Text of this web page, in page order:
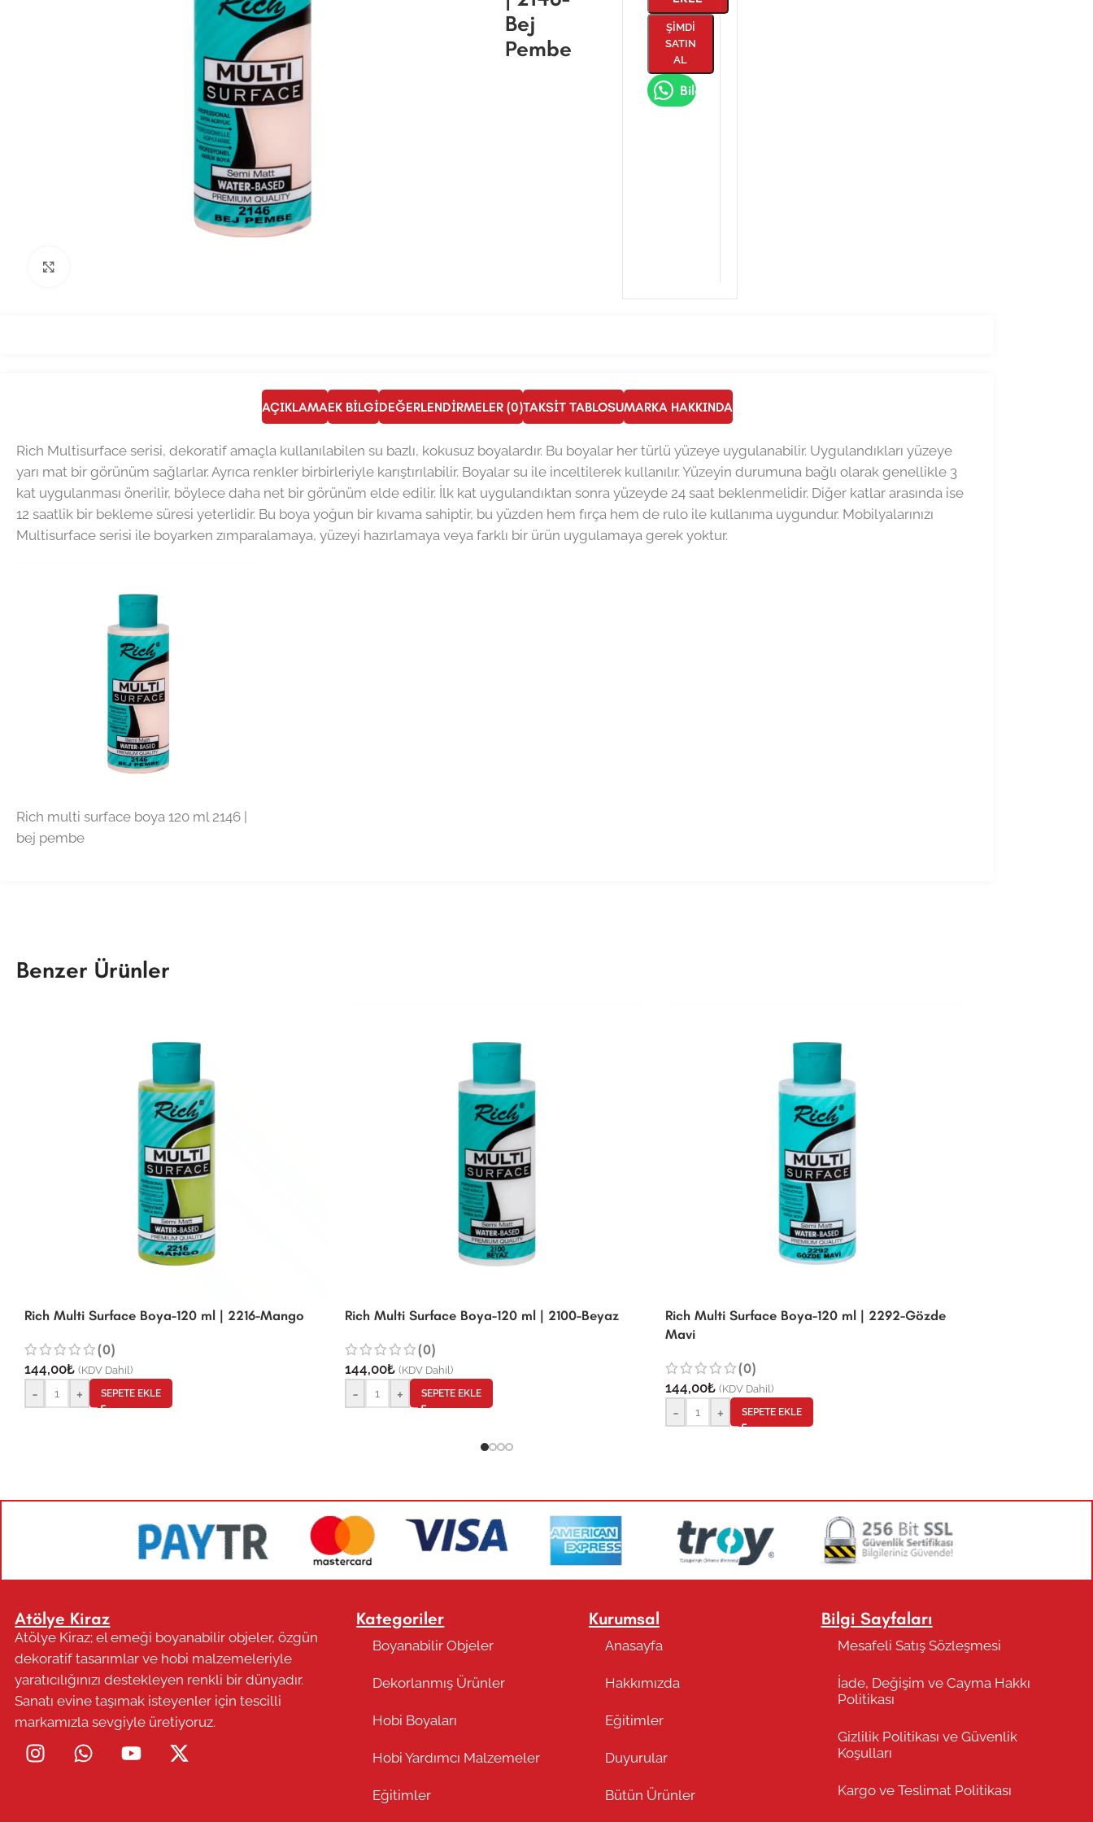
Bej
Pembe
ŞIMDI
SATIN
AL
Bilgi Al
AÇIKLAMAEK BILGIDEĞERLENDIRMELER (0)TAKSIT TABLOSUMARKA HAKKINDA
Rich Multisurface serisi, dekoratif amaçla kullanılabilen su bazlı, kokusuz boyalardır. Bu boyalar her türlü yüzeye uygulanabilir. Uygulandıkları yüzeye
yarı mat bir görünüm sağlarlar. Ayrıca renkler birbirleriyle karıştırılabilir. Boyalar su ile inceltilerek kullanılır. Yüzeyin durumuna bağlı olarak genellikle 3
kat uygulanması önerilir, böylece daha net bir görünüm elde edilir. İlk kat uygulandıktan sonra yüzeyde 24 saat beklenmelidir. Diğer katlar arasında ise
12 saatlik bir bekleme süresi yeterlidir. Bu boya yoğun bir kıvama sahiptir, bu yüzden hem fırça hem de rulo ile kullanıma uygundur. Mobilyalarınızı
Multisurface serisi ile boyarken zımparalamaya, yüzeyi hazırlamaya veya farklı bir ürün uygulamaya gerek yoktur.
Rich multi surface boya 120 ml 2146 |
bej pembe
Benzer Ürünler
Rich Multi Surface Boya-120 ml | 2216-Mango
(0)
144,00₺ (KDV Dahil)
- + SEPETE EKLE
Rich Multi Surface Boya-120 ml | 2100-Beyaz
(0)
144,00₺ (KDV Dahil)
- + SEPETE EKLE
Rich Multi Surface Boya-120 ml | 2292-Gözde
Mavi
(0)
144,00₺ (KDV Dahil)
- + SEPETE EKLE
Atölye Kiraz
Atölye Kiraz; el emeği boyanabilir objeler, özgün
dekoratif tasarımlar ve hobi malzemeleriyle
yaratıcılığınızı destekleyen renkli bir dünyadır.
Sanatı evine taşımak isteyenler için tescilli
markamızla sevgiyle üretiyoruz.
Kategoriler
Boyanabilir Objeler
Dekorlanmış Ürünler
Hobi Boyaları
Hobi Yardımcı Malzemeler
Eğitimler
Kurumsal
Anasayfa
Hakkımızda
Eğitimler
Duyurular
Bütün Ürünler
Bilgi Sayfaları
Mesafeli Satış Sözleşmesi
İade, Değişim ve Cayma Hakkı
Politikası
Gizlilik Politikası ve Güvenlik
Koşulları
Kargo ve Teslimat Politikası